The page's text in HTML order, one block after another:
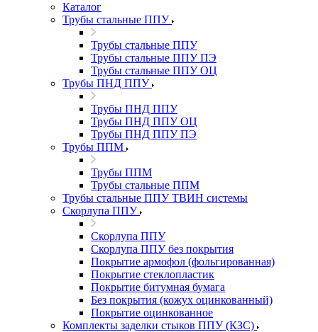
Каталог
Трубы стальные ППУ
Трубы стальные ППУ
Трубы стальные ППУ ПЭ
Трубы стальные ППУ ОЦ
Трубы ПНД ППУ
Трубы ПНД ППУ
Трубы ПНД ППУ ОЦ
Трубы ПНД ППУ ПЭ
Трубы ППМ
Трубы ППМ
Трубы стальные ППМ
Трубы стальные ППУ ТВИН системы
Скорлупа ППУ
Скорлупа ППУ
Скорлупа ППУ без покрытия
Покрытие армофол (фольгированная)
Покрытие стеклопластик
Покрытие битумная бумага
Без покрытия (кожух оцинкованный)
Покрытие оцинкованное
Комплекты заделки стыков ППУ (КЗС)